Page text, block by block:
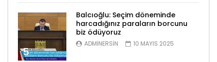
5
Balcıoğlu: Seçim döneminde
harcadığınız paraların borcunu
biz ödüyoruz
ADMINERSIN 10 MAYIS 2025